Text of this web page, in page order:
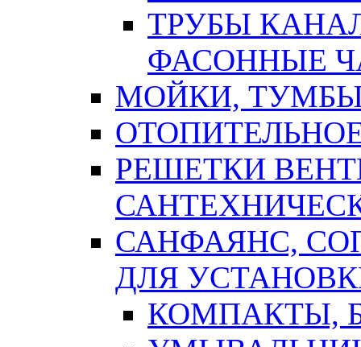
ТРУБЫ
ФАСОННЫЕ
МОЙКИ,
РЕШЕТКИ
САНФАЯНС,
ДЛЯ
КОМПАКТЫ,